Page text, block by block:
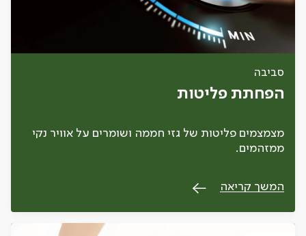
סביבה
הפחתת פליטות
מצמצמים פליטות של גזי חממה ושומרים על אוויר נקי
ממזהמים.
המשך קריאה